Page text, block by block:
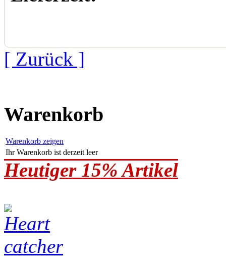
[ Zurück ]
Warenkorb
Warenkorb zeigen
Ihr Warenkorb ist derzeit leer
Heutiger 15% Artikel